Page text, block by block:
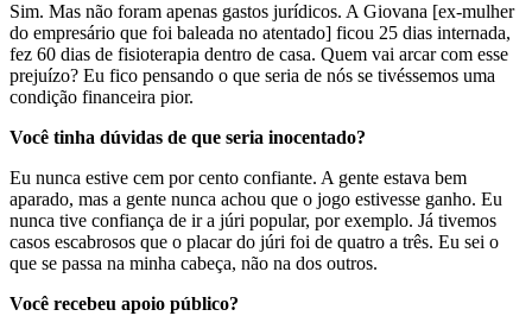
Sim. Mas não foram apenas gastos jurídicos. A Giovana [ex-mulher
do empresário que foi baleada no atentado] ficou 25 dias internada,
fez 60 dias de fisioterapia dentro de casa. Quem vai arcar com esse
prejuízo? Eu fico pensando o que seria de nós se tivéssemos uma
condição financeira pior.
Você tinha dúvidas de que seria inocentado?
Eu nunca estive cem por cento confiante. A gente estava bem
aparado, mas a gente nunca achou que o jogo estivesse ganho. Eu
nunca tive confiança de ir a júri popular, por exemplo. Já tivemos
casos escabrosos que o placar do júri foi de quatro a três. Eu sei o
que se passa na minha cabeça, não na dos outros.
Você recebeu apoio público?